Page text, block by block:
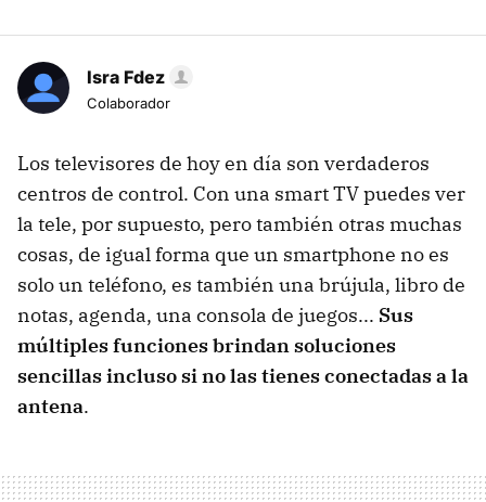
Isra Fdez
Colaborador
Los televisores de hoy en día son verdaderos
centros de control. Con una smart TV puedes ver
la tele, por supuesto, pero también otras muchas
cosas, de igual forma que un smartphone no es
solo un teléfono, es también una brújula, libro de
notas, agenda, una consola de juegos... Sus
múltiples funciones brindan soluciones
sencillas incluso si no las tienes conectadas a la
antena.